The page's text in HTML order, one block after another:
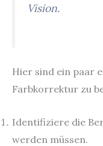
Vision.
Hier sind ein paar
Farbkorrektur zu
Identifiziere die
werden müssen.